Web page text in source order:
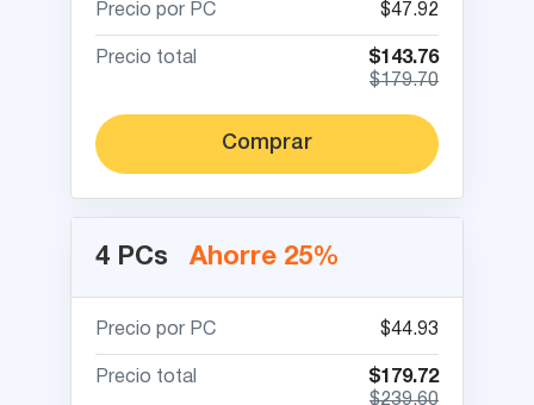
Precio por PC $47.92
Precio total
$143.76
$179.70
Comprar
4 PCs Ahorre 25%
Precio por PC $44.93
Precio total
$179.72
$239.60